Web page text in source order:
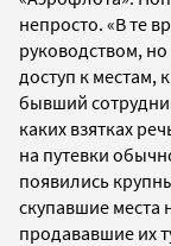
непросто. «В те
руководством,
доступ к местам,
бывший
каких взятках
на путевки
появились
скупавшие места
продававшие их